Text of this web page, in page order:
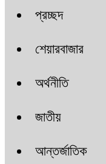
প্রচ্ছদ
শেয়ারবাজার
অর্থনীতি
জাতীয়
আন্তর্জাতিক